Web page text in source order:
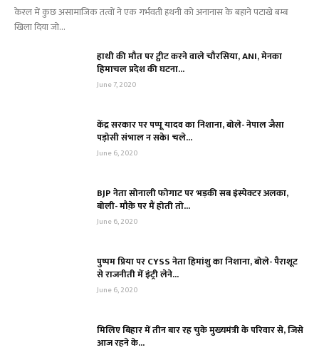
केरल में कुछ असामाजिक तत्वों ने एक गर्भवती हथनी को अनानास के बहाने पटाखे बम्ब
खिला दिया जो...
हाथी की मौत पर ट्वीट करने वाले चौरसिया, ANI, मेनका
हिमाचल प्रदेश की घटना...
June 7, 2020
केंद्र सरकार पर पप्पू यादव का निशाना, बोले- नेपाल जैसा
पड़ोसी संभाल न सके। चले...
June 6, 2020
BJP नेता सोनाली फोगाट पर भड़की सब इंस्पेक्टर अलका,
बोली- मौक़े पर मैं होती तो...
June 6, 2020
पुष्पम प्रिया पर CYSS नेता हिमांशु का निशाना, बोले- पैराशूट
से राजनीती में इंट्री लेने...
June 6, 2020
मिलिए बिहार में तीन बार रह चुके मुख्यमंत्री के परिवार से, जिसे
आज रहने के...